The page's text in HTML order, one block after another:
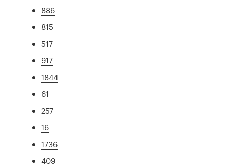
886
815
517
917
1844
61
257
16
1736
409